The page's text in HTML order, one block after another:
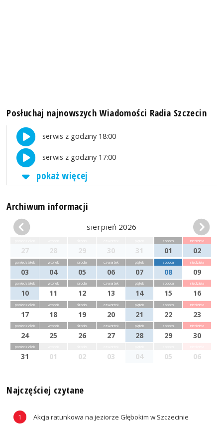
Posłuchaj najnowszych Wiadomości Radia Szczecin
serwis z godziny 18:00
serwis z godziny 17:00
pokaż więcej
Archiwum informacji
sierpień 2026
27 28 29 30 31
sobota
01
niedziela
02
poniedziałek
03
wtorek
04
środa
05
czwartek
06
piątek
07
sobota
08
niedziela
09
poniedziałek
10
wtorek
11
środa
12
czwartek
13
piątek
14
sobota
15
niedziela
16
poniedziałek
17
wtorek
18
środa
19
czwartek
20
piątek
21
sobota
22
niedziela
23
poniedziałek
24
wtorek
25
środa
26
czwartek
27
piątek
28
sobota
29
niedziela
30
poniedziałek
31 01 02 03 04 05 06
Najczęściej czytane
Akcja ratunkowa na jeziorze Głębokim w Szczecinie